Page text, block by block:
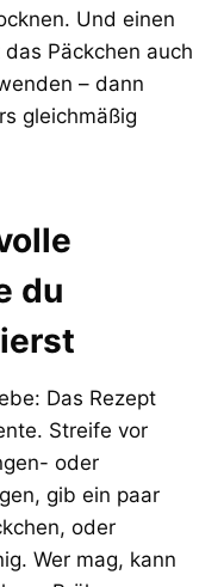
Und einen
Päckchen auch
– dann
gleichmäßig
du
Das Rezept
Streife vor
oder
gib ein paar
oder
Wer mag, kann